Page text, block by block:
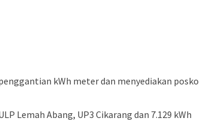
kWh meter dan menyediakan posko
Lemah Abang, UP3 Cikarang dan 7.129 kWh